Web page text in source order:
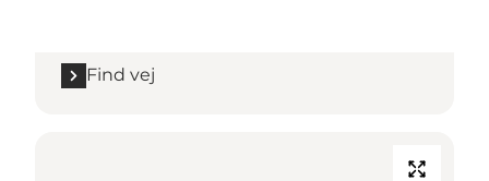
Find vej